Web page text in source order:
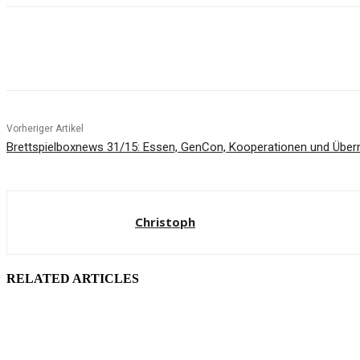
Vorheriger Artikel
Brettspielboxnews 31/15: Essen, GenCon, Kooperationen und
Christoph
RELATED ARTICLES